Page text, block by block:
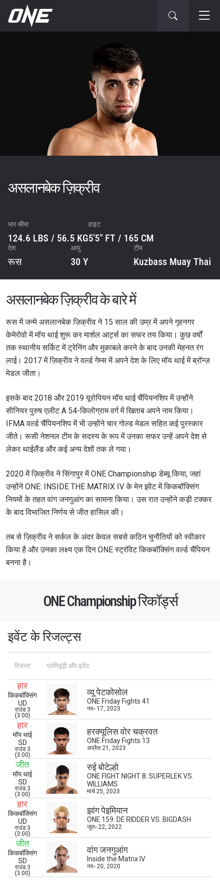
असलानबेक ज़िक्रीव
भार सीमा
124.6 LBS / 56.5 KG
हाइट
5'5" FT / 165 CM
देश
रूस
आयु
30 Y
टीम
Kuzbass Muay Thai
असलानबेक ज़िक्रीव के बारे में
रूस में जन्मे असलानबेक ज़िक्रीव ने 15 साल की उम्र में अपने गृहनगर
केमेरोवो में मॉय थाई शुरू कर मार्शल आर्ट्स का सफर तय किया। कुछ वर्षों
तक स्थानीय सर्किट में ट्रेनिंग और मुकाबले करने के बाद उनकी मेहनत रंग
लाई। 2017 में ज़िक्रीव ने वर्ल्ड गेम्स में अपने देश के लिए मॉय थाई में ब्रॉन्ज़
मेडल जीता।
इसके बाद 2018 और 2019 यूरोपियन मॉय थाई चैंपियनशिप में उन्होंने
सीनियर पुरुष एलीट A 54-किलोग्राम वर्ग में खिताब अपने नाम किया।
IFMA वर्ल्ड चैंपियनशिप में भी उन्होंने चार गोल्ड मेडल सहित कई पुरस्कार
जीते। रूसी नेशनल टीम के सदस्य के रूप में उनका सफर उन्हें अपने देश से
लेकर थाईलैंड और कई अन्य देशों तक ले गया।
2020 में ज़िक्रीव ने सिंगापुर में ONE Championship डेब्यू किया, जहां
उन्होंने ONE: INSIDE THE MATRIX IV के मेन इवेंट में किकबॉक्सिंग
नियमों के तहत वांग जनगुआंग का सामना किया। उस रात उन्होंने कड़ी टक्कर
के बाद विभाजित निर्णय से जीत हासिल की।
तब से ज़िक्रीव ने सर्कल के अंदर केवल सबसे कठिन चुनौतियों को स्वीकार
किया है और उनका लक्ष्य एक दिन ONE स्ट्रॉवेट किकबॉक्सिंग वर्ल्ड चैंपियन
बनना है।
ONE Championship रिकॉर्ड्स
इवेंट के रिजल्ट्स
रिजल्ट प्रतिद्वंद्वी और इवेंट
हार
किकबॉक्सिंग
UD
राउंड 3
(3:00)
व्यू पेटकोसोल
ONE Friday Fights 41
नव॰ 17, 2023
हार
मॉय थाई
SD
राउंड 3
(3:00)
हरक्यूलिस वोर चक्रवत
ONE Friday Fights 13
अप्रैल 21, 2023
जीत
मॉय थाई
SD
राउंड 3
(3:00)
रुई बोटेल्हो
ONE FIGHT NIGHT 8: SUPERLEK VS.
WILLIAMS
मार्च 25, 2023
हार
किकबॉक्सिंग
UD
राउंड 3
(3:00)
झांग पेइमियान
ONE 159: DE RIDDER VS. BIGDASH
जुल॰ 22, 2022
जीत
किकबॉक्सिंग
SD
राउंड 3
(3:00)
वांग जनगुआंग
Inside the Matrix IV
नव॰ 20, 2020